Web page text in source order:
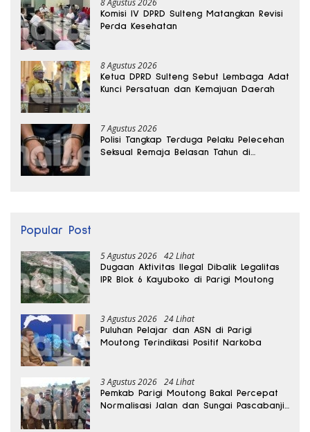
8 Agustus 2026
Komisi IV DPRD Sulteng Matangkan Revisi
Perda Kesehatan
8 Agustus 2026
Ketua DPRD Sulteng Sebut Lembaga Adat
Kunci Persatuan dan Kemajuan Daerah
7 Agustus 2026
Polisi Tangkap Terduga Pelaku Pelecehan
Seksual Remaja Belasan Tahun di
Popular Post
5 Agustus 2026 42 Lihat
Dugaan Aktivitas Ilegal Dibalik Legalitas
IPR Blok 6 Kayuboko di Parigi Moutong
3 Agustus 2026 24 Lihat
Puluhan Pelajar dan ASN di Parigi
Moutong Terindikasi Positif Narkoba
3 Agustus 2026 24 Lihat
Pemkab Parigi Moutong Bakal Percepat
Normalisasi Jalan dan Sungai Pascabanjir